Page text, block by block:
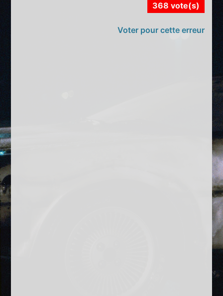
368 vote(s)
Voter pour cette erreur